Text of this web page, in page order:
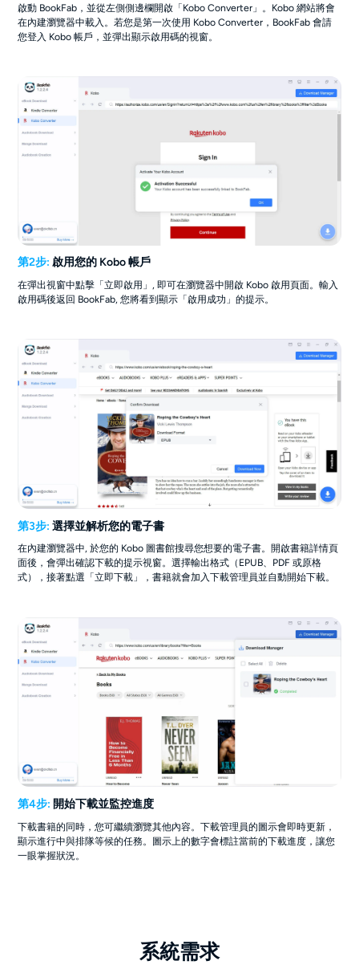
啟動 BookFab，並從左側側邊欄開啟「Kobo Converter」。Kobo 網站將會
在內建瀏覽器中載入。若您是第一次使用 Kobo Converter，BookFab 會請
您登入 Kobo 帳戶，並彈出顯示啟用碼的視窗。
第2步: 啟用您的 Kobo 帳戶
在彈出視窗中點擊「立即啟用」, 即可在瀏覽器中開啟 Kobo 啟用頁面。輸入
啟用碼後返回 BookFab, 您將看到顯示「啟用成功」的提示。
第3步: 選擇並解析您的電子書
在內建瀏覽器中, 於您的 Kobo 圖書館搜尋您想要的電子書。開啟書籍詳情頁
面後，會彈出確認下載的提示視窗。選擇輸出格式（EPUB、PDF 或原格
式），接著點選「立即下載」，書籍就會加入下載管理員並自動開始下載。
第4步: 開始下載並監控進度
下載書籍的同時，您可繼續瀏覽其他內容。下載管理員的圖示會即時更新，
顯示進行中與排隊等候的任務。圖示上的數字會標註當前的下載進度，讓您
一眼掌握狀況。
系統需求